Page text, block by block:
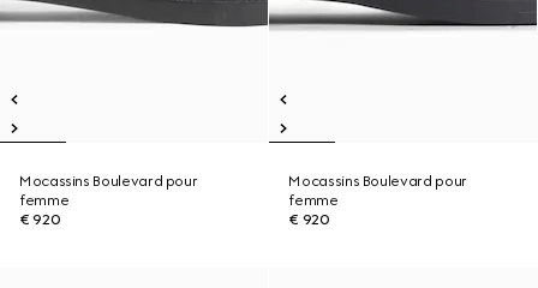
Mocassins Boulevard pour
femme
€ 920
Mocassins Boulevard pour
femme
€ 920